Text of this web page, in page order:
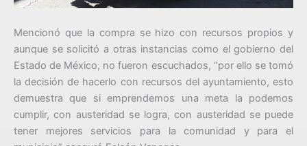
Mencionó que la compra se hizo con recursos propios y
aunque se solicitó a otras instancias como el gobierno del
Estado de México, no fueron escuchados, “por ello se tomó
la decisión de hacerlo con recursos del ayuntamiento, esto
demuestra que si emprendemos una meta la podemos
cumplir, con austeridad se logra, con austeridad se puede
tener mejores servicios para la comunidad y para el